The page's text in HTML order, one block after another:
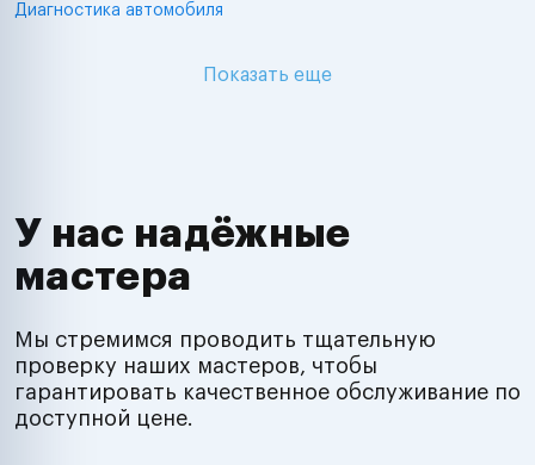
Диагностика автомобиля
Показать еще
У нас надёжные
мастера
Мы стремимся проводить тщательную
проверку наших мастеров, чтобы
гарантировать качественное обслуживание по
доступной цене.